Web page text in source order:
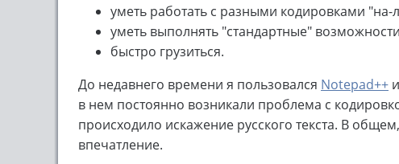
уметь работать с разными кодировками "на-
уметь выполнять "стандартные"
быстро грузиться.
До недавнего времени я пользовался Notepad++
в нем постоянно возникали проблема с
происходило искажение русского текста. В
впечатление.